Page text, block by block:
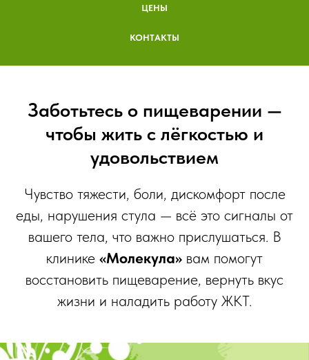
ЦЕНЫ
КОНТАКТЫ
Заботьтесь о пищеварении —
чтобы жить с лёгкостью и
удовольствием
Чувство тяжести, боли, дискомфорт после
еды, нарушения стула — всё это сигналы от
вашего тела, что важно прислушаться. В
клинике «Молекула» вам помогут
восстановить пищеварение, вернуть вкус
жизни и наладить работу ЖКТ.